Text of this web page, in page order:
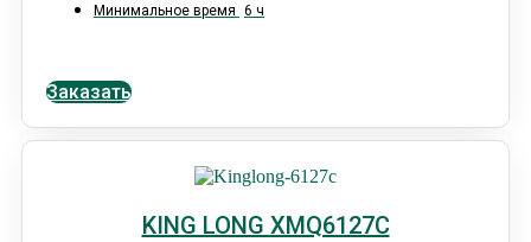
Минимальное время 6 ч
Заказать
KING LONG XMQ6127C